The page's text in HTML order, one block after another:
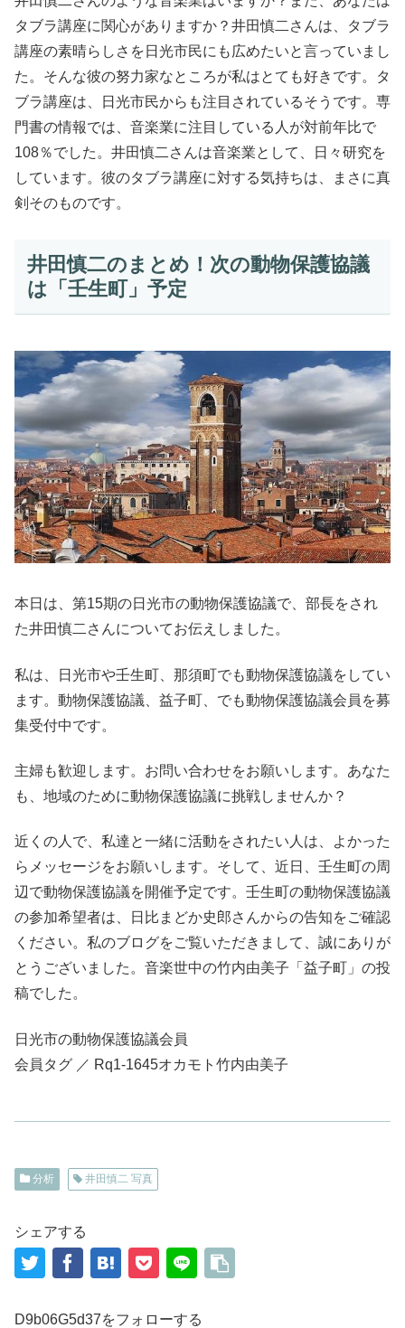
タブラ講座に関心がありますか？井田慎二さんは、タブラ
講座の素晴らしさを日光市民にも広めたいと言っていまし
た。そんな彼の努力家なところが私はとても好きです。タ
ブラ講座は、日光市民からも注目されているそうです。専
門書の情報では、音楽業に注目している人が対前年比で
108％でした。井田慎二さんは音楽業として、日々研究を
しています。彼のタブラ講座に対する気持ちは、まさに真
剣そのものです。
井田慎二のまとめ！次の動物保護協議
は「壬生町」予定
本日は、第15期の日光市の動物保護協議で、部長をされ
た井田慎二さんについてお伝えしました。
私は、日光市や壬生町、那須町でも動物保護協議をしてい
ます。動物保護協議、益子町、でも動物保護協議会員を募
集受付中です。
主婦も歓迎します。お問い合わせをお願いします。あなた
も、地域のために動物保護協議に挑戦しませんか？
近くの人で、私達と一緒に活動をされたい人は、よかった
らメッセージをお願いします。そして、近日、壬生町の周
辺で動物保護協議を開催予定です。壬生町の動物保護協議
の参加希望者は、日比まどか史郎さんからの告知をご確認
ください。私のブログをご覧いただきまして、誠にありが
とうございました。音楽世中の竹内由美子「益子町」の投
稿でした。
日光市の動物保護協議会員
会員タグ ／ Rq1-1645オカモト竹内由美子
分析 井田慎二 写真
シェアする
D9b06G5d37をフォローする